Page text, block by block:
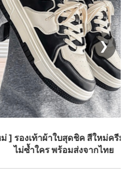
าใบสุดชิค สีใหม่ครีมดำ สวย
ร พร้อมส่งจากไทย
❯